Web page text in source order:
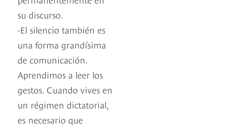
su discurso.
-El silencio también es
una forma grandísima
de comunicación.
Aprendimos a leer los
gestos. Cuando vives en
un régimen dictatorial,
es necesario que